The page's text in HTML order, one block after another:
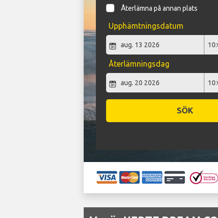
Återlämna på annan plats
Upphämtningsdatum
Återlämningsdag
SÖK